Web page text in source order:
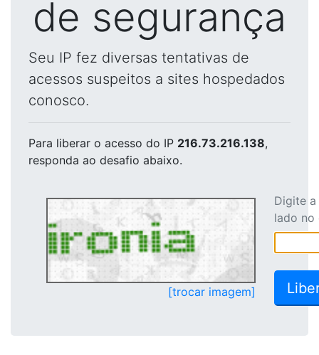
de segurança
Seu IP fez diversas tentativas de
acessos suspeitos a sites hospedados
conosco.
Para liberar o acesso do IP 216.73.216.138,
responda ao desafio abaixo.
[trocar imagem]
Digite
lado no